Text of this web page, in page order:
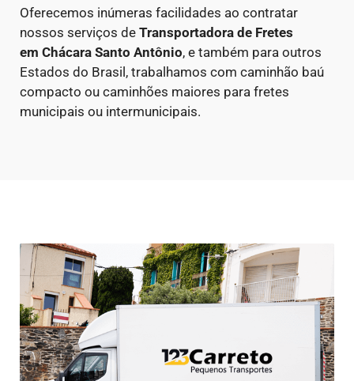
Oferecemos inúmeras facilidades ao contratar
nossos serviços de Transportadora de Fretes
em Chácara Santo Antônio, e também para outros
Estados do Brasil, trabalhamos com caminhão baú
compacto ou caminhões maiores para fretes
municipais ou intermunicipais.